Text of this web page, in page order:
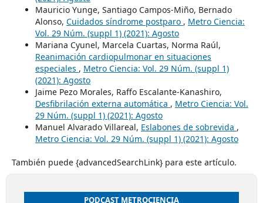
Mauricio Yunge, Santiago Campos-Miño, Bernado
Alonso, Cuidados síndrome postparo , Metro Ciencia:
Vol. 29 Núm. (suppl 1) (2021): Agosto
Mariana Cyunel, Marcela Cuartas, Norma Raúl,
Reanimación cardiopulmonar en situaciones
especiales , Metro Ciencia: Vol. 29 Núm. (suppl 1)
(2021): Agosto
Jaime Pezo Morales, Raffo Escalante-Kanashiro,
Desfibrilación externa automática , Metro Ciencia: Vol.
29 Núm. (suppl 1) (2021): Agosto
Manuel Alvarado Villareal, Eslabones de sobrevida ,
Metro Ciencia: Vol. 29 Núm. (suppl 1) (2021): Agosto
También puede {advancedSearchLink} para este artículo.
PODCAST METROCIENCIA